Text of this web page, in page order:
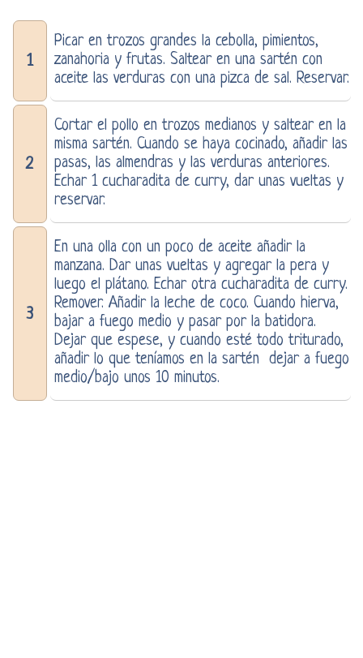
1
Picar en trozos grandes la cebolla, pimientos,
zanahoria y frutas. Saltear en una sartén con
aceite las verduras con una pizca de sal. Reservar.
2
Cortar el pollo en trozos medianos y saltear en la
misma sartén. Cuando se haya cocinado, añadir las
pasas, las almendras y las verduras anteriores.
Echar 1 cucharadita de curry, dar unas vueltas y
reservar.
3
En una olla con un poco de aceite añadir la
manzana. Dar unas vueltas y agregar la pera y
luego el plátano. Echar otra cucharadita de curry.
Remover. Añadir la leche de coco. Cuando hierva,
bajar a fuego medio y pasar por la batidora.
Dejar que espese, y cuando esté todo triturado,
añadir lo que teníamos en la sartén dejar a fuego
medio/bajo unos 10 minutos.